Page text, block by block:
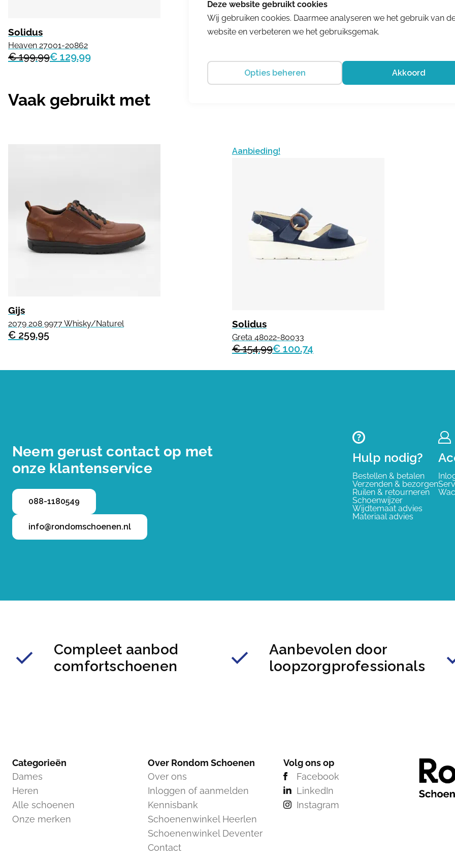
Solidus
Heaven 27001-20862
€ 199.99€ 129.99
Solidus
Vaak gebruikt met
Gijs
2079 208 9977 Whisky/Naturel
€ 259.95
Aanbieding!
Solidus
Greta 48022-80033
€ 154.99€ 100.74
Neem gerust contact op met
onze klantenservice
088-1180549
info@rondomschoenen.nl
Hulp nodig?
Bestellen & betalen
Verzenden & bezorgen
Ruilen & retourneren
Schoenwijzer
Wijdtemaat advies
Materiaal advies
Compleet aanbod
comfortschoenen
Aanbevolen door
loopzorgprofessionals
Categorieën
Dames
Heren
Alle schoenen
Onze merken
Over Rondom Schoenen
Over ons
Inloggen of aanmelden
Kennisbank
Schoenenwinkel Heerlen
Schoenenwinkel Deventer
Contact
Volg ons op
Facebook
LinkedIn
Instagram
Wij gebruiken cookies. Daarmee analyseren we het gebruik van
website en verbeteren we het gebruiksgemak.
Opties beheren Akkoord